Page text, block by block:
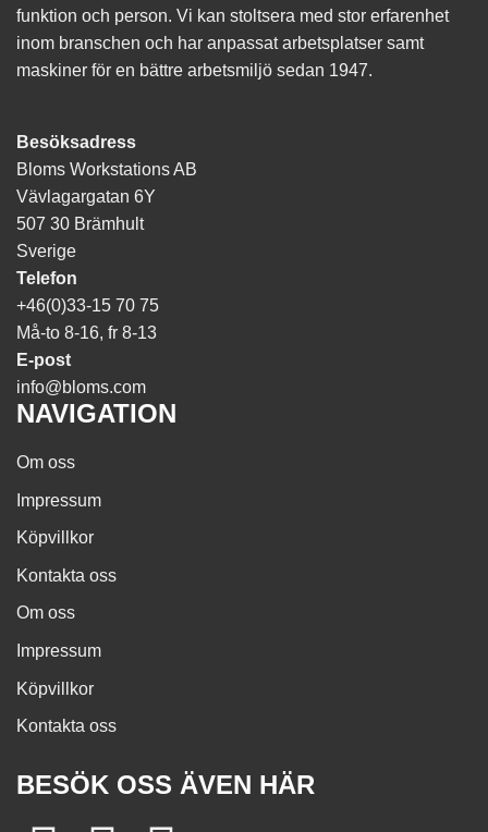
funktion och person. Vi kan stoltsera med stor erfarenhet
inom branschen och har anpassat arbetsplatser samt
maskiner för en bättre arbetsmiljö sedan 1947.
Besöksadress
Bloms Workstations AB
Vävlagargatan 6Y
507 30 Brämhult
Sverige
Telefon
+46(0)33-15 70 75
Må-to 8-16, fr 8-13
E-post
info@bloms.com
NAVIGATION
Om oss
Impressum
Köpvillkor
Kontakta oss
Om oss
Impressum
Köpvillkor
Kontakta oss
BESÖK OSS ÄVEN HÄR